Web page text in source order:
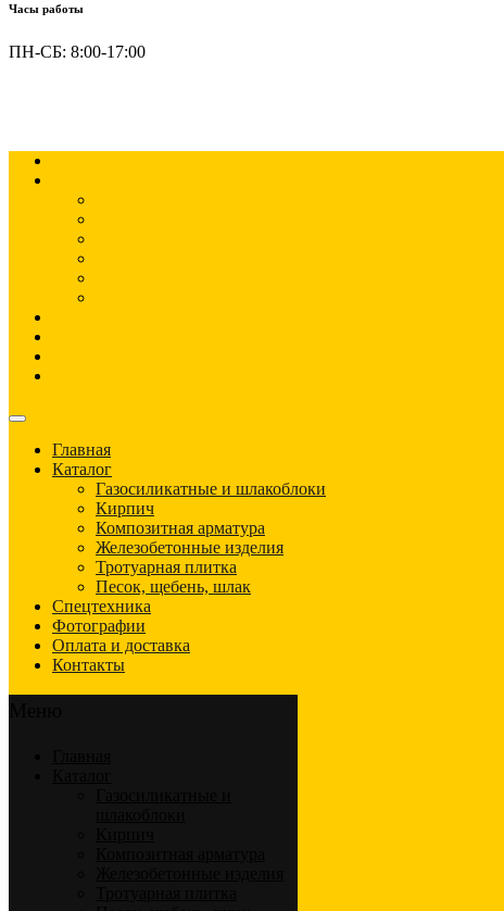
Часы работы
ПН-СБ: 8:00-17:00
Главная
Каталог
Газосиликатные и шлакоблоки
Кирпич
Композитная арматура
Железобетонные изделия
Тротуарная плитка
Песок, щебень, шлак
Спецтехника
Фотографии
Оплата и доставка
Контакты